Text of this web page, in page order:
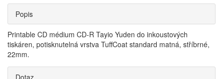
Popis
Printable CD médium CD-R Tayio Yuden do inkoustových
tiskáren, potisknutelná vrstva TuffCoat standard matná, stříbrné,
22mm.
Dotaz